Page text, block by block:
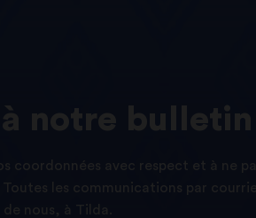
à notre bulletin
coordonnées avec respect et à ne
les communications par
de nous, à Tilda.